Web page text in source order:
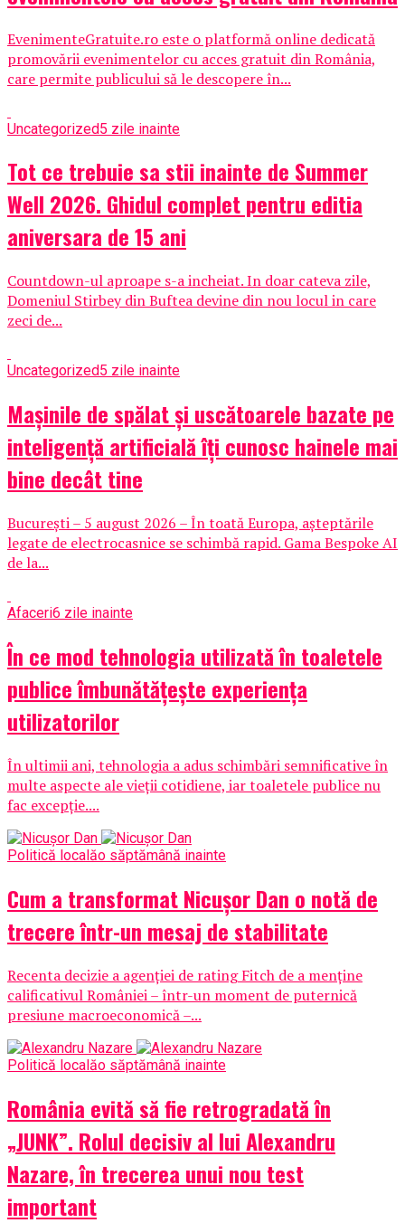
EvenimenteGratuite.ro este o platformă online dedicată
promovării evenimentelor cu acces gratuit din România,
care permite publicului să le descopere în...
Uncategorized5 zile inainte
Tot ce trebuie sa stii inainte de Summer
Well 2026. Ghidul complet pentru editia
aniversara de 15 ani
Countdown-ul aproape s-a incheiat. In doar cateva zile,
Domeniul Stirbey din Buftea devine din nou locul in care
zeci de...
Uncategorized5 zile inainte
Mașinile de spălat și uscătoarele bazate pe
inteligență artificială îți cunosc hainele mai
bine decât tine
București – 5 august 2026 – În toată Europa, așteptările
legate de electrocasnice se schimbă rapid. Gama Bespoke AI
de la...
Afaceri6 zile inainte
În ce mod tehnologia utilizată în toaletele
publice îmbunătățește experiența
utilizatorilor
În ultimii ani, tehnologia a adus schimbări semnificative în
multe aspecte ale vieții cotidiene, iar toaletele publice nu
fac excepție....
Politică localăo săptămână inainte
Cum a transformat Nicușor Dan o notă de
trecere într-un mesaj de stabilitate
Recenta decizie a agenției de rating Fitch de a menține
calificativul României – într-un moment de puternică
presiune macroeconomică –...
Politică localăo săptămână inainte
România evită să fie retrogradată în
„JUNK”. Rolul decisiv al lui Alexandru
Nazare, în trecerea unui nou test
important